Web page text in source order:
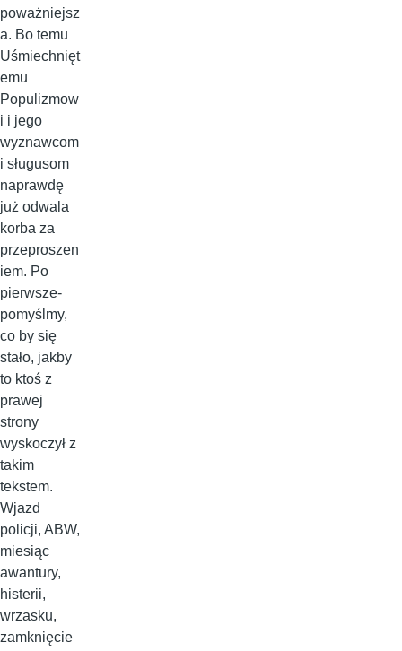
poważniejsz
a. Bo temu
Uśmiechnięt
emu
Populizmow
i i jego
wyznawcom
i sługusom
naprawdę
już odwala
korba za
przeproszen
iem. Po
pierwsze-
pomyślmy,
co by się
stało, jakby
to ktoś z
prawej
strony
wyskoczył z
takim
tekstem.
Wjazd
policji, ABW,
miesiąc
awantury,
histerii,
wrzasku,
zamknięcie